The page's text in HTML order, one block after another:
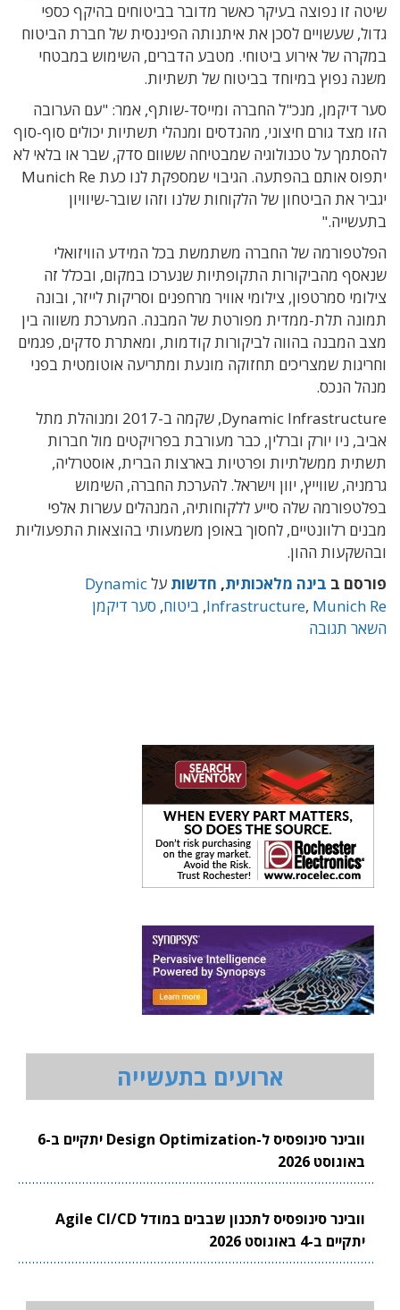
שיטה זו נפוצה בעיקר כאשר מדובר בביטוחים בהיקף כספי
גדול, שעשויים לסכן את איתנותה הפיננסית של חברת הביטוח
במקרה של אירוע ביטוחי. מטבע הדברים, השימוש במבטחי
משנה נפוץ במיוחד בביטוח של תשתיות.
סער דיקמן, מנכ"ל החברה ומייסד-שותף, אמר: "עם הערובה
הזו מצד גורם חיצוני, מהנדסים ומנהלי תשתיות יכולים סוף-סוף
להסתמך על טכנולוגיה שמבטיחה ששוום סדק, שבר או בלאי לא
יתפוס אותם בהפתעה. הגיבוי שמספקת לנו כעת Munich Re
יגביר את הביטחון של הלקוחות שלנו וזהו שובר-שיוויון
בתעשייה."
הפלטפורמה של החברה משתמשת בכל המידע הוויזואלי
שנאסף מהביקורות התקופתיות שנערכו במקום, ובכלל זה
צילומי סמרטפון, צילומי אוויר מרחפנים וסריקות לייזר, ובונה
תמונה תלת-ממדית מפורטת של המבנה. המערכת משווה בין
מצב המבנה בהווה לביקורות קודמות, ומאתרת סדקים, פגמים
וחריגות שמצריכים תחזוקה מונעת ומתריעה אוטומטית בפני
מנהל הנכס.
Dynamic Infrastructure, שקמה ב-2017 ומנוהלת מתל
אביב, ניו יורק וברלין, כבר מעורבת בפרויקטים מול חברות
תשתית ממשלתיות ופרטיות בארצות הברית, אוסטרליה,
גרמניה, שווייץ, יוון וישראל. להערכת החברה, השימוש
בפלטפורמה שלה סייע ללקוחותיה, המנהלים עשרות אלפי
מבנים רלוונטיים, לחסוך באופן משמעותי בהוצאות התפעוליות
ובהשקעות ההון.
פורסם ב בינה מלאכותית, חדשות עלDynamic
Infrastructure, Munich Re
, ביטוח, סער דיקמן
השאר תגובה
ארועים בתעשייה
וובינר סינופסיס ל-Design Optimization יתקיים ב-6
באוגוסט 2026
וובינר סינופסיס לתכנון שבבים במודל Agile CI/CD
יתקיים ב-4 באוגוסט 2026